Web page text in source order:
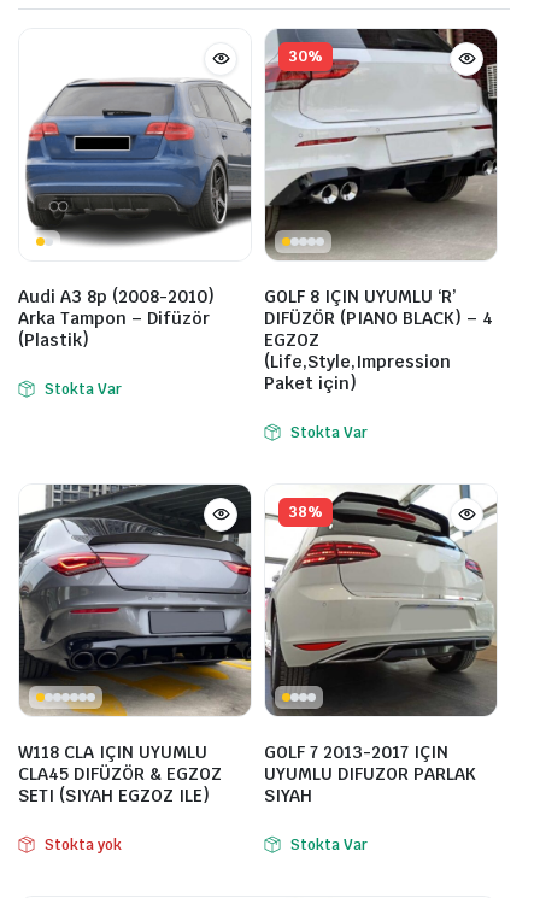
Audi A3 8p (2008-2010)
Arka Tampon – Difüzör
(Plastik)
Stokta Var
30%
GOLF 8 IÇIN UYUMLU ‘R’
DIFÜZÖR (PIANO BLACK) – 4
EGZOZ
(Life,Style,Impression
Paket için)
Stokta Var
W118 CLA IÇIN UYUMLU
CLA45 DIFÜZÖR & EGZOZ
SETI (SIYAH EGZOZ ILE)
Stokta yok
38%
GOLF 7 2013-2017 IÇIN
UYUMLU DIFUZOR PARLAK
SIYAH
Stokta Var